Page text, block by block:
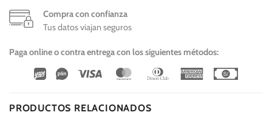
Compra con confianza
Tus datos viajan seguros
Paga online o contra entrega con los siguientes métodos:
Wirecard
Vipps Visa MasterCardDinners
American
PRODUCTOS RELACIONADOS